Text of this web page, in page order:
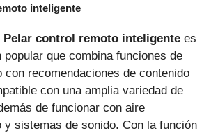
inteligente
Pelar control remoto inteligente es
popular que combina funciones de
con recomendaciones de contenido
con una amplia variedad de
de funcionar con aire
y sistemas de sonido. Con la función